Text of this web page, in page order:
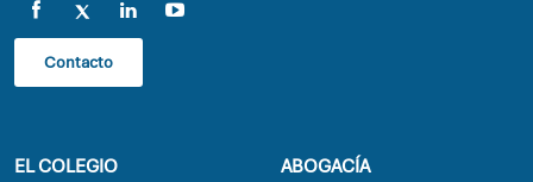
Contacto
EL COLEGIO ABOGACÍA